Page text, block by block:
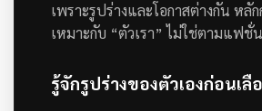
เพราะรูปร่างและโอกาสต่างกัน หลัก
เหมาะกับ “ตัวเรา” ไม่ใช่ตามแฟชั่
รู้จักรูปร่างของตัวเองก่อนเลื